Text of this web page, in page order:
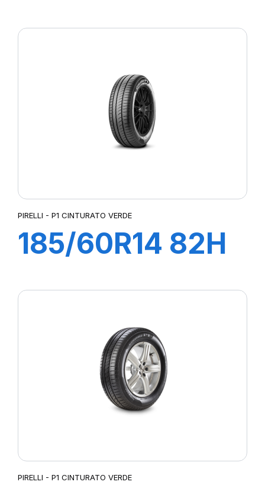
PIRELLI - P1 CINTURATO VERDE
185/60R14 82H
PIRELLI - P1 CINTURATO VERDE